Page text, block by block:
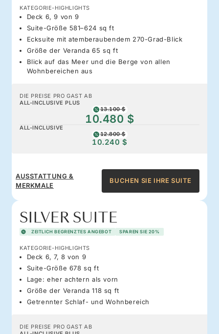
KATEGORIE-HIGHLIGHTS
Deck 6, 9 von 9
Suite-Größe 581–624 sq ft
Ecksuite mit atemberaubendem 270-Grad-Blick
Größe der Veranda 65 sq ft
Blick auf das Meer und die Berge von allen
Wohnbereichen aus
DIE PREISE PRO GAST AB
ALL-INCLUSIVE PLUS
13.100 $
10.480 $
ALL-INCLUSIVE
12.800 $
10.240 $
AUSSTATTUNG &
MERKMALE
BUCHEN SIE IHRE SUITE
SILVER SUITE
ZEITLICH BEGRENZTES ANGEBOT SPAREN SIE 20%
KATEGORIE-HIGHLIGHTS
Deck 6, 7, 8 von 9
Suite-Größe 678 sq ft
Lage: eher achtern als vorn
Größe der Veranda 118 sq ft
Getrennter Schlaf- und Wohnbereich
DIE PREISE PRO GAST AB